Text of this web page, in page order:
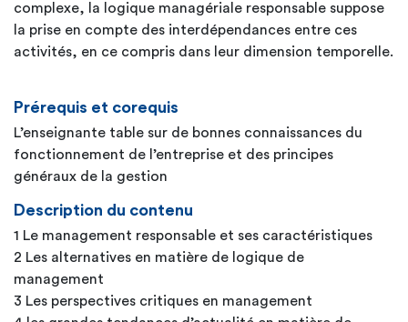
complexe, la logique managériale responsable suppose
la prise en compte des interdépendances entre ces
activités, en ce compris dans leur dimension temporelle.
Prérequis et corequis
L’enseignante table sur de bonnes connaissances du
fonctionnement de l’entreprise et des principes
généraux de la gestion
Description du contenu
1 Le management responsable et ses caractéristiques
2 Les alternatives en matière de logique de
management
3 Les perspectives critiques en management